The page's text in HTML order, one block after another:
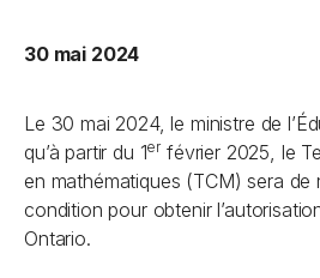
30 mai 2024
Le 30 mai 2024, le ministre de
qu’à partir du 1er février 2025, le
en mathématiques (TCM) sera de
condition pour obtenir
Ontario.